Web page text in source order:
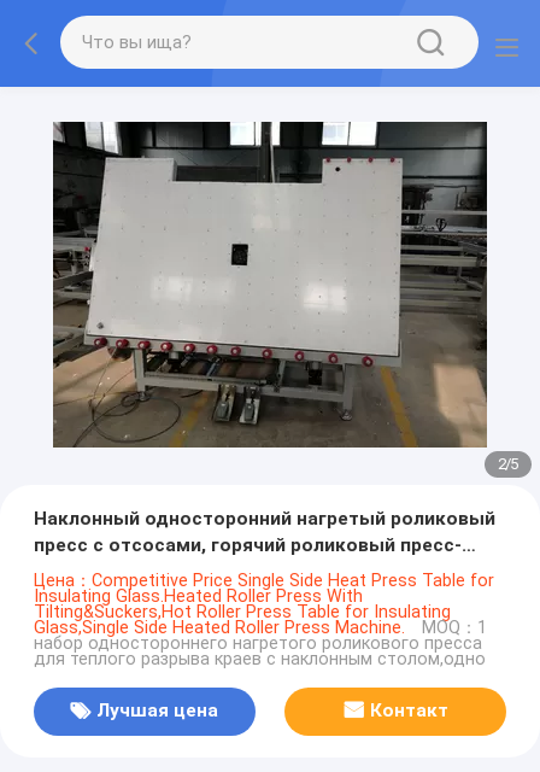
2/5
Наклонный односторонний нагретый роликовый
пресс с отсосами, горячий роликовый пресс-
стол, нагретый роликовый пресс с наклоном и
отсосами,
Цена：Competitive Price Single Side Heat Press Table for
Insulating Glass.Heated Roller Press With
Tilting&Suckers,Hot Roller Press Table for Insulating
Glass,Single Side Heated Roller Press Machine. MOQ：1
набор одностороннего нагретого роликового пресса
для теплого разрыва краев с наклонным столом,одно
Лучшая цена Контакт